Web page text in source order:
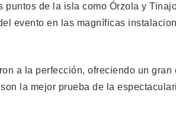
de la isla como Órzola y
evento en las magníficas
a la perfección, ofreciendo un gran
la mejor prueba de la